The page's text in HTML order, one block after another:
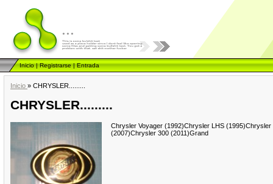
...
Inicio|Registrarse|Entrada
Inicio » CHRYSLER.........
CHRYSLER.........
Chrysler Voyager (1992)Chrysler LHS
(2007)Chrysler 300 (2011)Grand